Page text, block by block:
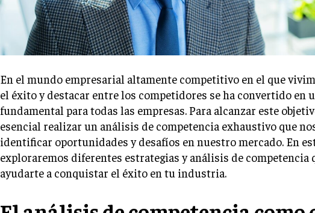
En el mundo empresarial altamente competitivo en el que
el éxito y destacar entre los competidores se ha convertido en
fundamental para todas las empresas. Para alcanzar este
esencial realizar un análisis de competencia exhaustivo que
identificar oportunidades y desafíos en nuestro mercado. En
exploraremos diferentes estrategias y análisis de competencia
ayudarte a conquistar el éxito en tu industria.